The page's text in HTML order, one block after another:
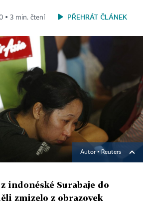
▪ 3 min. čtení PŘEHRÁT ČLÁNEK
Autor ▪Reuters
indonéské Surabaje do
zmizelo z obrazovek